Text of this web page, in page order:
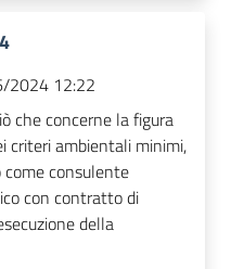
2024 12:22
che concerne la figura
criteri ambientali minimi,
come consulente
con contratto di
della